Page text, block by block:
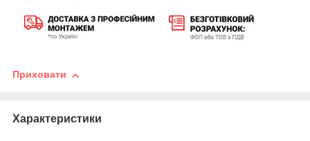
Приховати
Характеристики